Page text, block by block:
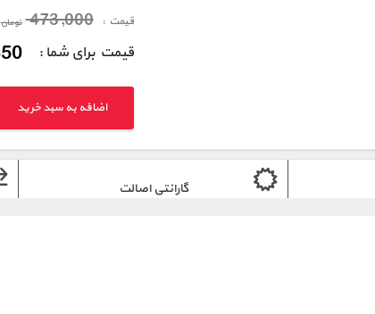
قیمت : 473,000 تومان
قیمت برای شما :
اضافه به سبد خرید
گارانتی اصالت